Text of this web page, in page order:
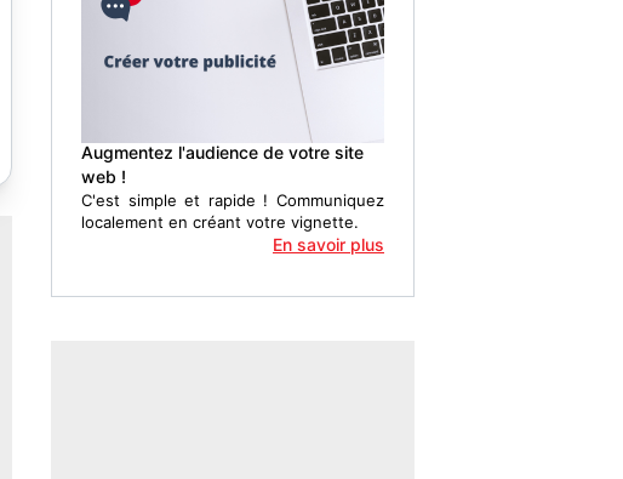
Augmentez l'audience de votre site
web !
C'est simple et rapide ! Communiquez
localement en créant votre vignette.
En savoir plus